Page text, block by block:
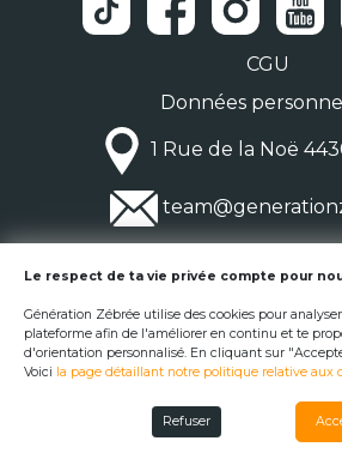
CGU
Données
1 Rue de la Noë
© Génération Zébrée
Le respect de ta vie privée compte pour
Génération Zébrée utilise des cookies pour
plateforme afin de l'améliorer en continu et te
d'orientation personnalisé. En cliquant sur
Voici la page détaillant notre politique relative aux
Refuser